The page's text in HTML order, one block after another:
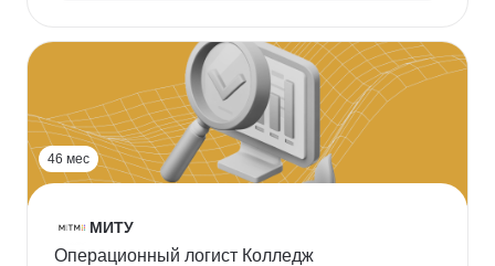
46 мес
МИТУ
Операционный логист Колледж